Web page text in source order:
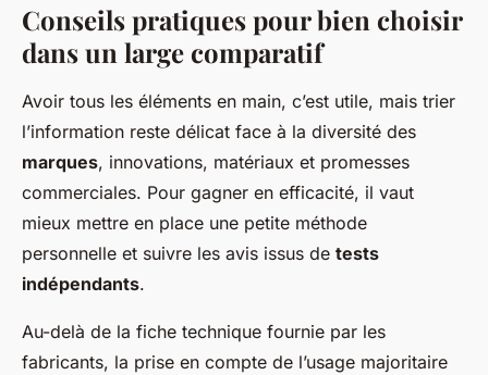
Conseils pratiques pour bien choisir
dans un large comparatif
Avoir tous les éléments en main, c’est utile, mais trier
l’information reste délicat face à la diversité des
marques, innovations, matériaux et promesses
commerciales. Pour gagner en efficacité, il vaut
mieux mettre en place une petite méthode
personnelle et suivre les avis issus de tests
indépendants.
Au-delà de la fiche technique fournie par les
fabricants, la prise en compte de l’usage majoritaire